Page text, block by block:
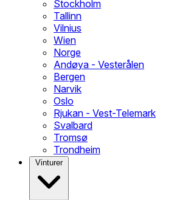
Stockholm
Tallinn
Vilnius
Wien
Norge
Andøya - Vesterålen
Bergen
Narvik
Oslo
Rjukan - Vest-Telemark
Svalbard
Tromsø
Trondheim
Vinturer